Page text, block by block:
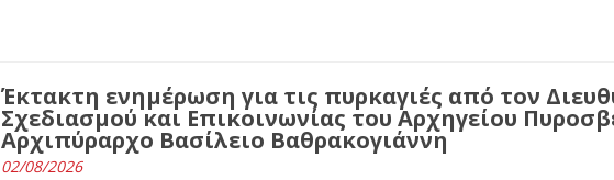
Έκτακτη ενημέρωση για τις πυρκαγιές από τον
Σχεδιασμού και Επικοινωνίας του Αρχηγείου
Αρχιπύραρχο Βασίλειο Βαθρακογιάννη
02/08/2026